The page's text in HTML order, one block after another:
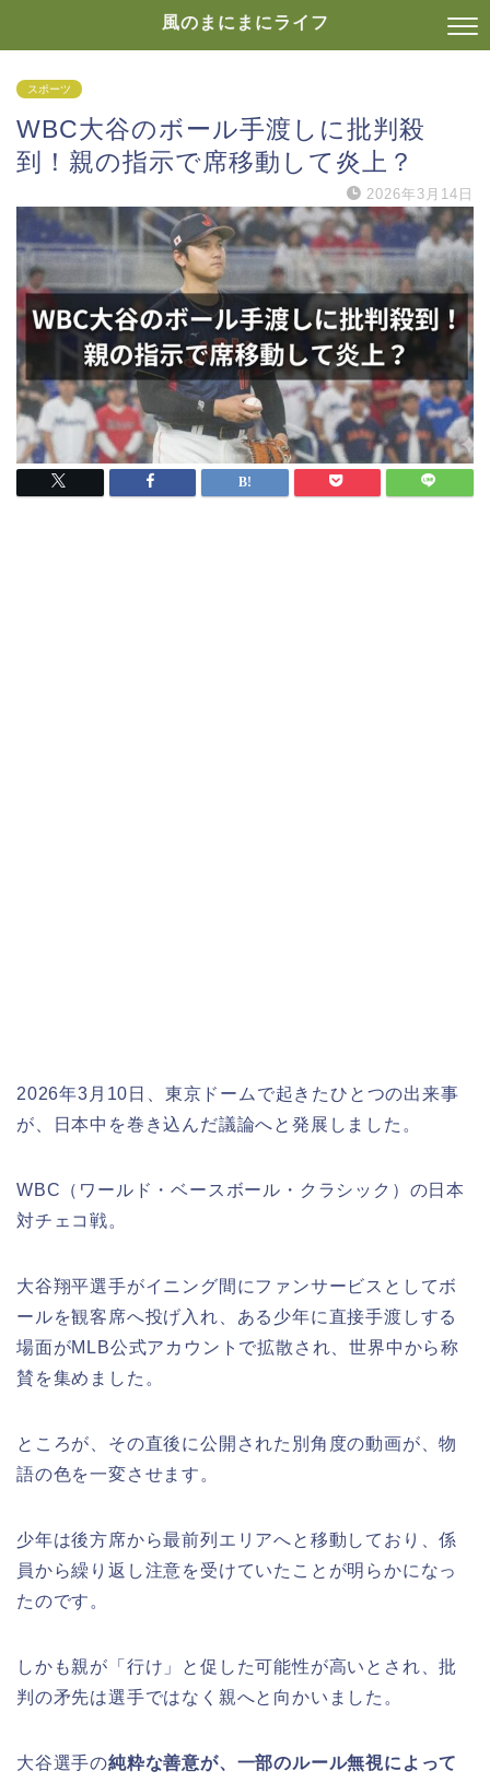
風のまにまにライフ
スポーツ
WBC大谷のボール手渡しに批判殺
到！親の指示で席移動して炎上？
2026年3月14日
2026年3月10日、東京ドームで起きたひとつの出来事
が、日本中を巻き込んだ議論へと発展しました。
WBC（ワールド・ベースボール・クラシック）の日本
対チェコ戦。
大谷翔平選手がイニング間にファンサービスとしてボ
ールを観客席へ投げ入れ、ある少年に直接手渡しする
場面がMLB公式アカウントで拡散され、世界中から称
賛を集めました。
ところが、その直後に公開された別角度の動画が、物
語の色を一変させます。
少年は後方席から最前列エリアへと移動しており、係
員から繰り返し注意を受けていたことが明らかになっ
たのです。
しかも親が「行け」と促した可能性が高いとされ、批
判の矛先は選手ではなく親へと向かいました。
大谷選手の純粋な善意が、一部のルール無視によって